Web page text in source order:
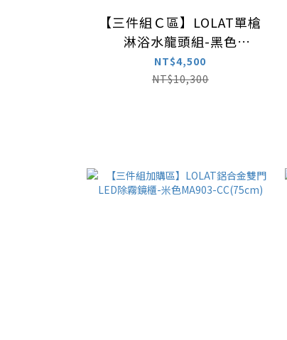
【三件組Ｃ區】LOLAT單槍
淋浴水龍頭組-黑色
SNN2156H-Z
NT$4,500
NT$10,300